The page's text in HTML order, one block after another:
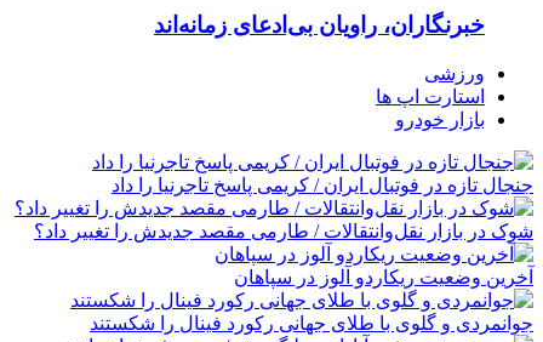
خبرنگاران، راویان بی‌ادعای زمانه‌اند
ورزشی
استارت اپ ها
بازار خودرو
جنجال تازه در فوتبال ایران / کریمی پاسخ تاجرنیا را داد
شوک در بازار نقل‌وانتقالات / طارمی مقصد جدیدش را تغییر داد؟
آخرین وضعیت ریکاردو آلوز در سپاهان
جوانمردی و گلوی با طلای جهانی رکورد فینال را شکستند